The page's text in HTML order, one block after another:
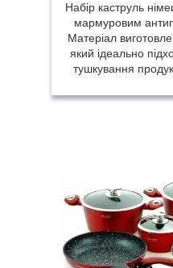
Набір каструль
мармуровим
Матеріал
який ідеально
тушкування